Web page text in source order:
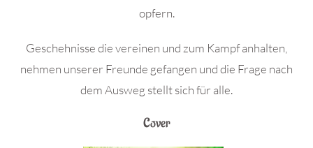
opfern.
Geschehnisse die vereinen und zum Kampf anhalten,
nehmen unserer Freunde gefangen und die Frage nach
dem Ausweg stellt sich für alle.
Cover